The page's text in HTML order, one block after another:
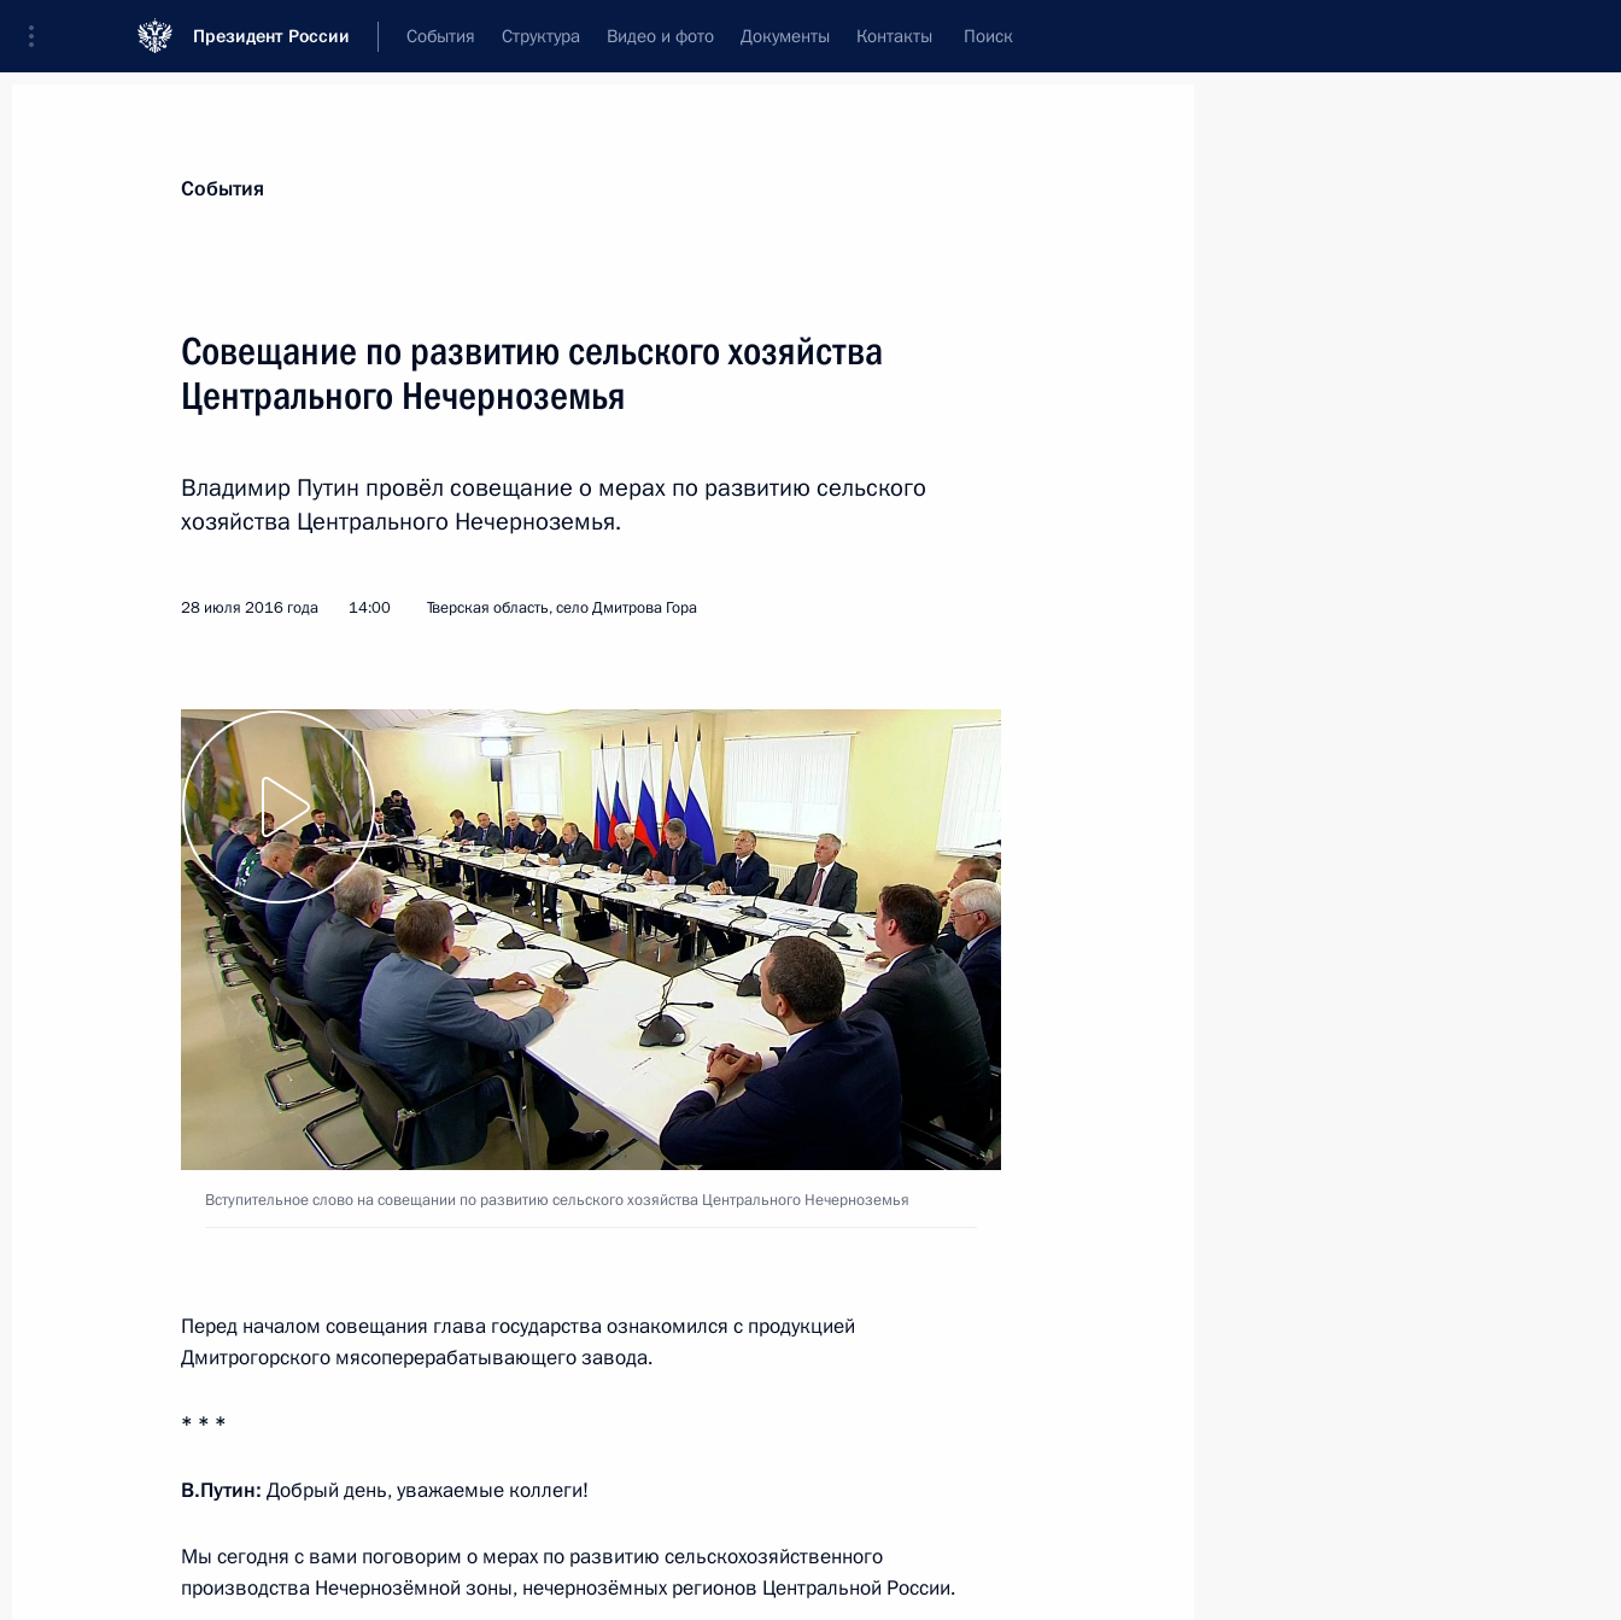
Президент России События Структура Видео и фото Документы Контакты Поиск
Встреча с главой Минсельхоза России Александром Ткачёвым
9 апреля 2018 года, 14:30
Совещание по вопросам развития сельского хозяйства
13 октября 2017 года, 14:40
Совещание по развитию лёгкой промышленности
24 августа 2017 года, 14:10
Совещание с членами Правительства
Рабочая встреча с Министром сельского хозяйства Александром
24 января 2017 года, 13:40
проектам
События
Совещание по развитию сельского хозяйства
Центрального Нечерноземья
Владимир Путин провёл совещание о мерах по развитию сельского
хозяйства Центрального Нечерноземья.
28 июля 2016 года 14:00 Тверская область, село Дмитрова Гора
Вступительное слово на совещании по развитию сельского хозяйства Центрального Нечерноземья
Перед началом совещания глава государства ознакомился с продукцией
Дмитрогорского мясоперерабатывающего завода.
* * *
В.Путин: Добрый день, уважаемые коллеги!
Мы сегодня с вами поговорим о мерах по развитию сельскохозяйственного
производства Нечернозёмной зоны, нечернозёмных регионов Центральной России.